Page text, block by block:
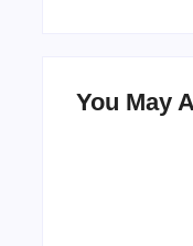
You May